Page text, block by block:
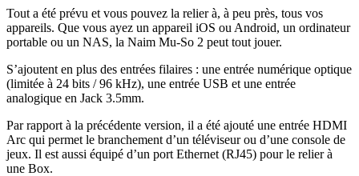
Tout a été prévu et vous pouvez la relier à, à peu près, tous vos
appareils. Que vous ayez un appareil iOS ou Android, un ordinateur
portable ou un NAS, la Naim Mu-So 2 peut tout jouer.
S’ajoutent en plus des entrées filaires : une entrée numérique optique
(limitée à 24 bits / 96 kHz), une entrée USB et une entrée
analogique en Jack 3.5mm.
Par rapport à la précédente version, il a été ajouté une entrée HDMI
Arc qui permet le branchement d’un téléviseur ou d’une console de
jeux. Il est aussi équipé d’un port Ethernet (RJ45) pour le relier à
une Box.